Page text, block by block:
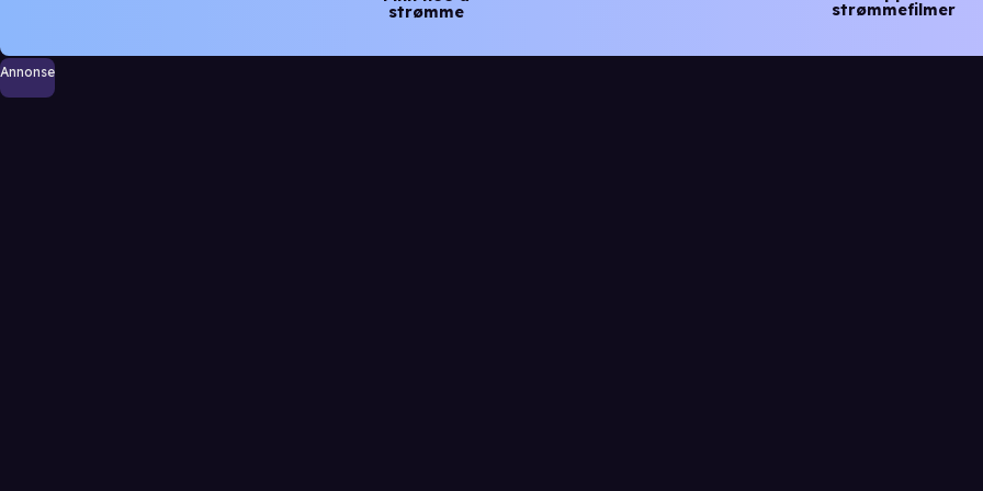
strømme
strømmefilmer
Annonse